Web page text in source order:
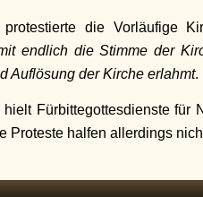
die Vorläufige
endlich die Stimme der
Auflösung der Kirche erlahmt.
hielt Fürbittegottesdienste für
Proteste halfen allerdings